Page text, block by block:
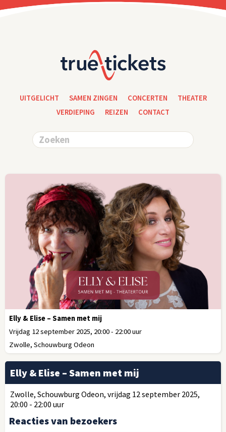
UITGELICHT SAMEN ZINGEN CONCERTEN
THEATER
VERDIEPING
REIZEN CONTACT
Elly & Elise – Samen met mij
Vrijdag 12 september 2025, 20:00 - 22:00 uur
Zwolle, Schouwburg Odeon
Elly & Elise – Samen met mij
Zwolle, Schouwburg Odeon, vrijdag 12 september 2025,
20:00 - 22:00 uur
Reacties van bezoekers